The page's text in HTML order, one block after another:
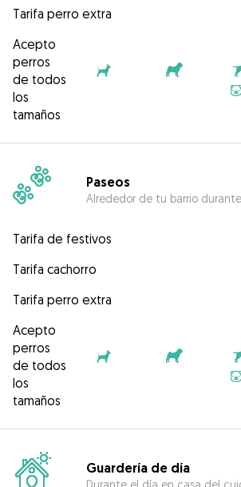
Tarifa perro extra
Acepto
perros
de todos
los
tamaños
Paseos
Alrededor de tu barrio durante
Tarifa de festivos
Tarifa cachorro
Tarifa perro extra
Acepto
perros
de todos
los
tamaños
Guardería de día
Durante el día en casa del